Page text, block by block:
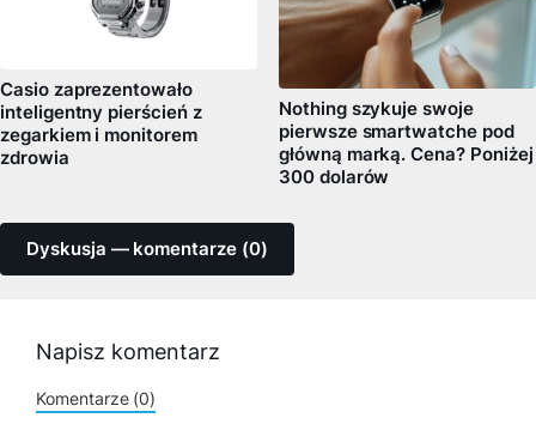
Casio zaprezentowało
inteligentny pierścień z
zegarkiem i monitorem
zdrowia
Nothing szykuje swoje
pierwsze smartwatche pod
główną marką. Cena? Poniżej
300 dolarów
Dyskusja — komentarze (0)
Napisz komentarz
Komentarze (0)